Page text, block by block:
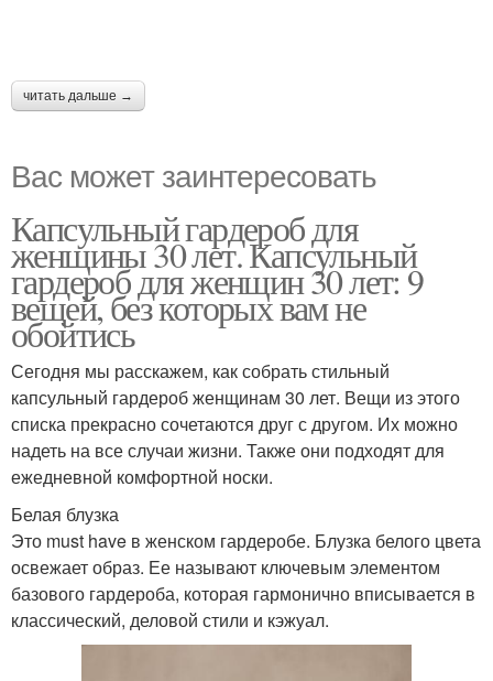
читать дальше →
Вас может заинтересовать
Капсульный гардероб для
женщины 30 лет. Капсульный
гардероб для женщин 30 лет: 9
вещей, без которых вам не
обойтись
Сегодня мы расскажем, как собрать стильный
капсульный гардероб женщинам 30 лет. Вещи из этого
списка прекрасно сочетаются друг с другом. Их можно
надеть на все случаи жизни. Также они подходят для
ежедневной комфортной носки.
Белая блузка
Это must have в женском гардеробе. Блузка белого цвета
освежает образ. Ее называют ключевым элементом
базового гардероба, которая гармонично вписывается в
классический, деловой стили и кэжуал.